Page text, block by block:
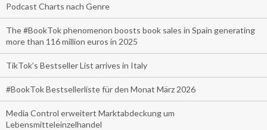
Podcast Charts nach Genre
The #BookTok phenomenon boosts book sales in Spain generating
more than 116 million euros in 2025
TikTok’s Bestseller List arrives in Italy
#BookTok Bestsellerliste für den Monat März 2026
Media Control erweitert Marktabdeckung um
Lebensmitteleinzelhandel